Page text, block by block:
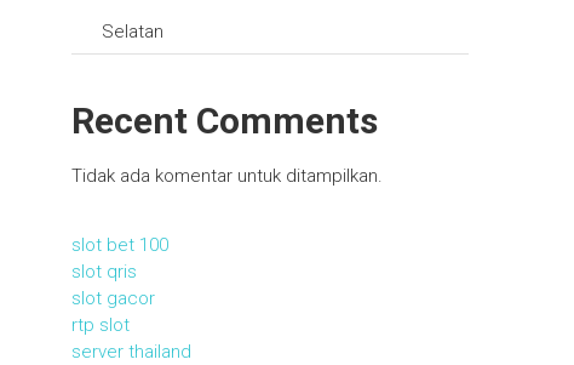
Selatan
Recent Comments
Tidak ada komentar untuk ditampilkan.
slot bet 100
slot qris
slot gacor
rtp slot
server thailand